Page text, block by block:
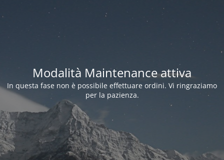
Modalità Maintenance attiva
In questa fase non è possibile effettuare ordini. Vi ringraziamo
per la pazienza.